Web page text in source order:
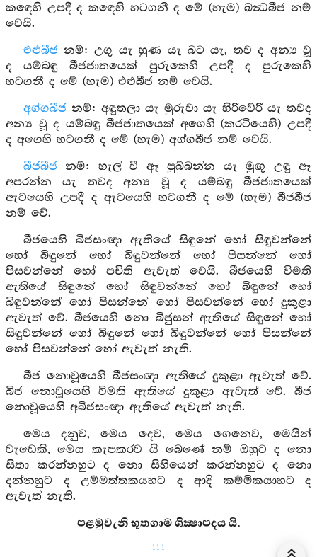
කඳෙහි උපදී ද කඳෙහි හටගනී ද මේ (හැම) ඛන්‍ධබීජ නම්
වෙයි.
එළුබීජ නම්: උගු යැ හුණ යැ බට යැ, තව ද අන්‍ය වූ
ද යම්බඳු බීජජාතයෙක් පුරුකෙහි උපදී ද පුරුකෙහි
හටගනී ද මේ (හැම) එළුබීජ නම් වෙයි.
අග්ගබීජ නම්: අඳුතලා යැ මුරුවා යැ හිරිවේරි යැ තවද
අන්‍ය වූ ද යම්බඳු බීජජාතයෙක් අගෙහි (කරටියෙහි) උපදී
ද අගෙහි හටගනී ද මේ (හැම) අග්ගබීජ නම් වෙයි.
බීජබීජ නම්: හැල් වී ඈ පුබ්බන්න යැ මුඟු උඳු ඈ
අපරන්න යැ තවද අන්‍ය වූ ද යම්බඳු බීජජාතයෙක්
ඇටයෙහි උපදී ද ඇටයෙහි හටගනී ද මේ (හැම) බීජබීජ
නම් වේ.
බීජයෙහි බීජසංඥා ඇතියේ සිඳුනේ හෝ සිඳුවන්නේ
හෝ බිඳුනේ හෝ බිඳුවන්නේ හෝ පිසන්නේ හෝ
පිසවන්නේ හෝ පචිති ඇවැත් වෙයි. බීජයෙහි විමති
ඇතියේ සිඳුනේ හෝ සිඳුවන්නේ හෝ බිඳුනේ හෝ
බිඳුවන්නේ හෝ පිසන්නේ හෝ පිසවන්නේ හෝ දුකුළා
ඇවැත් වේ. බීජයෙහි නො බීජුසන් ඇතියේ සිඳුනේ හෝ
සිඳුවන්නේ හෝ බිඳුනේ හෝ බිඳුවන්නේ හෝ පිසන්නේ
හෝ පිසවන්නේ හෝ ඇවැත් නැති.
බීජ නොවූයෙහි බීජසංඥා ඇතියේ දුකුළා ඇවැත් වේ.
බීජ නොවූයෙහි විමති ඇතියේ දුකුළා ඇවැත් වේ. බීජ
නොවූයෙහි අබීජසංඥා ඇතියේ ඇවැත් නැති.
මෙය දනුව, මෙය දෙව, මෙය ගෙනෙව, මෙයින්
වැඩෙකි, මෙය කැපකරව යි බෙණේ නම් ඔහුට ද නො
සිතා කරන්නහුට ද නො සිහියෙන් කරන්නහුට ද නො
දන්නහුට ද උම්මත්තකයහට ද ආදි කම්මිකයාහට ද
ඇවැත් නැති.
පළමුවැනි භූතගාම ශික්‍ෂාපදය යි.
111